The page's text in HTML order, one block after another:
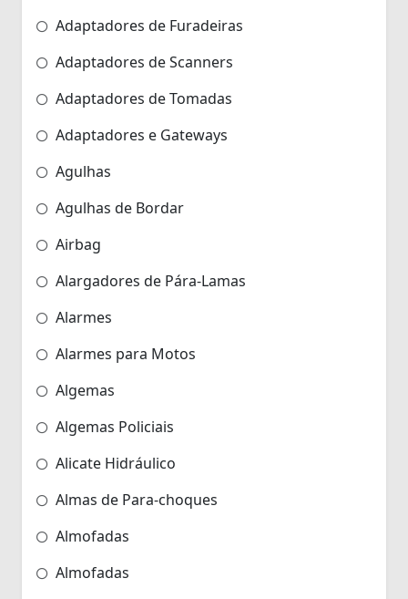
Adaptadores de Furadeiras
Adaptadores de Scanners
Adaptadores de Tomadas
Adaptadores e Gateways
Agulhas
Agulhas de Bordar
Airbag
Alargadores de Pára-Lamas
Alarmes
Alarmes para Motos
Algemas
Algemas Policiais
Alicate Hidráulico
Almas de Para-choques
Almofadas
Almofadas